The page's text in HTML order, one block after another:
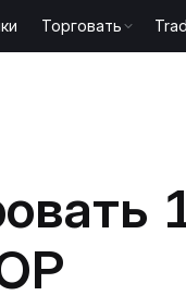
Торговать